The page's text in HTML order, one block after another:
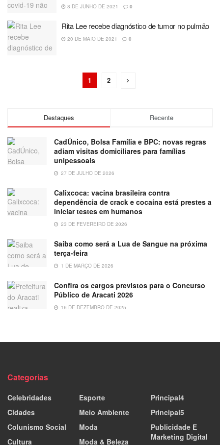
8 DE JUNHO DE 2021 0
Rita Lee recebe diagnóstico de tumor no pulmão
20 DE MAIO DE 2021 0
1 2
Destaques Recente
CadÚnico, Bolsa Família e BPC: novas regras
adiam visitas domiciliares para famílias
unipessoais
27 DE JULHO DE 2026
Calixcoca: vacina brasileira contra
dependência de crack e cocaína está prestes a
iniciar testes em humanos
23 DE FEVEREIRO DE 2026
Saiba como será a Lua de Sangue na próxima
terça-feira
1 DE MARÇO DE 2026
Confira os cargos previstos para o Concurso
Público de Aracati 2026
16 DE DEZEMBRO DE 2025
Categorias
Celebridades
Cidades
Colunismo Social
Cultura
Esporte
Meio Ambiente
Moda
Moda & Beleza
Principal4
Principal5
Publicidade E
Marketing Digital